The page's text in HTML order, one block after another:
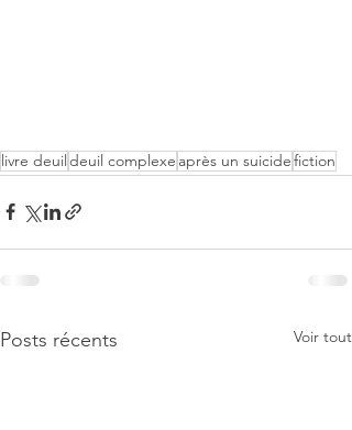
livre deuildeuil complexe après un suicidefiction
Posts récents Voir tout